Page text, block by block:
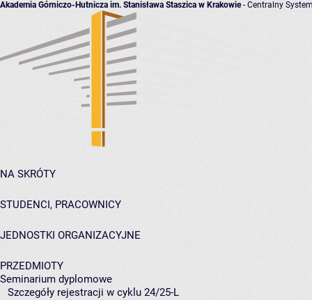
Akademia Górniczo-Hutnicza im. Stanisława Staszica w Krakowie- Centralny
NA SKRÓTY
STUDENCI, PRACOWNICY
JEDNOSTKI ORGANIZACYJNE
PRZEDMIOTY
Seminarium dyplomowe
Szczegóły rejestracji w cyklu 24/25-L